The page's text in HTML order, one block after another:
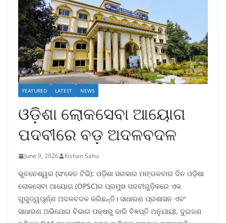
FEATURED LATEST NEWS
ଓଡ଼ିଶା ଲୋକସେବା ଆୟୋଗ
ପଦବୀରେ ବଡ଼ ଅଦଳବଦଳ
June 9, 2026 Kishan Sahu
ଭୁବନେଶ୍ୱର (ସଂକେତ ଟିଭି): ଓଡ଼ିଶା ସରକାର ମଙ୍ଗଳବାର ଦିନ ଓଡ଼ିଶା
ଲୋକସେବା ଆୟୋଗ (OPSC)ର ପ୍ରମୁଖ ପଦବୀଗୁଡ଼ିକରେ ଏକ
ଗୁରୁତ୍ୱପୂର୍ଣ୍ଣ ଅଦଳବଦଳ କରିଛନ୍ତି। ସାଧାରଣ ପ୍ରଶାସନ ଏବଂ
ସାଧାରଣ ଅଭିଯୋଗ ବିଭାଗ ପକ୍ଷରୁ ଜାରି ବିଜ୍ଞପ୍ତି ଅନୁଯାୟୀ, ଦୁଇଜଣ